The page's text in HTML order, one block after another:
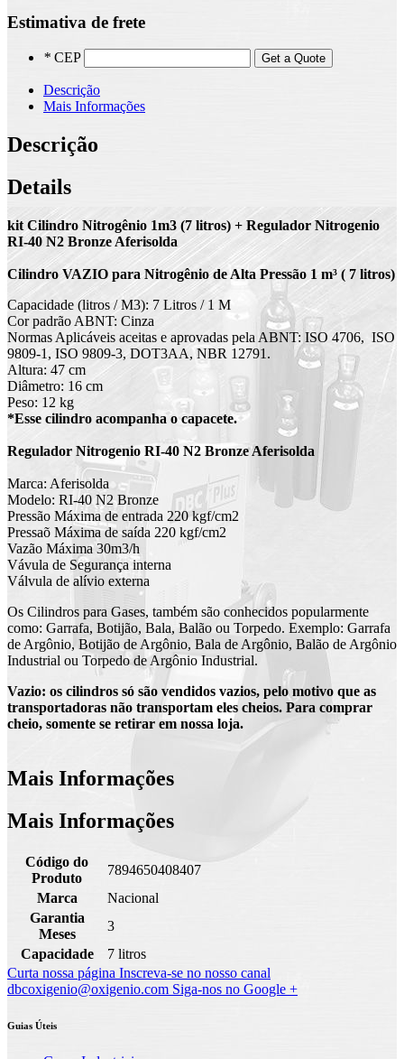
Estimativa de frete
* CEP Get a Quote
Descrição
Mais Informações
Descrição
Details
kit Cilindro Nitrogênio 1m3 (7 litros) + Regulador Nitrogenio
RI-40 N2 Bronze Aferisolda
Cilindro VAZIO para Nitrogênio de Alta Pressão 1 m³ ( 7 litros)
Capacidade (litros / M3): 7 Litros / 1 M
Cor padrão ABNT: Cinza
Normas Aplicáveis aceitas e aprovadas pela ABNT: ISO 4706, ISO
9809-1, ISO 9809-3, DOT3AA, NBR 12791.
Altura: 47 cm
Diâmetro: 16 cm
Peso: 12 kg
*Esse cilindro acompanha o capacete.
Regulador Nitrogenio RI-40 N2 Bronze Aferisolda
Marca: Aferisolda
Modelo: RI-40 N2 Bronze
Pressão Máxima de entrada 220 kgf/cm2
Pressaõ Máxima de saída 220 kgf/cm2
Vazão Máxima 30m3/h
Vávula de Segurança interna
Válvula de alívio externa
Os Cilindros para Gases, também são conhecidos popularmente
como: Garrafa, Botijão, Bala, Balão ou Torpedo. Exemplo: Garrafa
de Argônio, Botijão de Argônio, Bala de Argônio, Balão de Argônio
Industrial ou Torpedo de Argônio Industrial.
Vazio: os cilindros só são vendidos vazios, pelo motivo que as
transportadoras não transportam eles cheios. Para comprar
cheio, somente se retirar em nossa loja.
Mais Informações
Mais Informações
Código do
Produto
7894650408407
Marca
Nacional
Garantia
Meses
3
Capacidade
7 litros
Curta nossa página Inscreva-se no nosso canal
dbcoxigenio@oxigenio.com Siga-nos no Google +
Guias Úteis